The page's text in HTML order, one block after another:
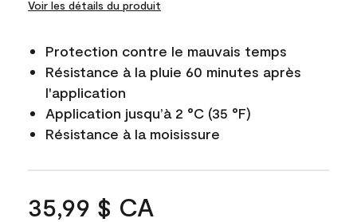
Voir les détails du produit
Protection contre le mauvais temps
Résistance à la pluie 60 minutes après
l'application
Application jusqu’à 2 °C (35 °F)
Résistance à la moisissure
35,99 $ CA